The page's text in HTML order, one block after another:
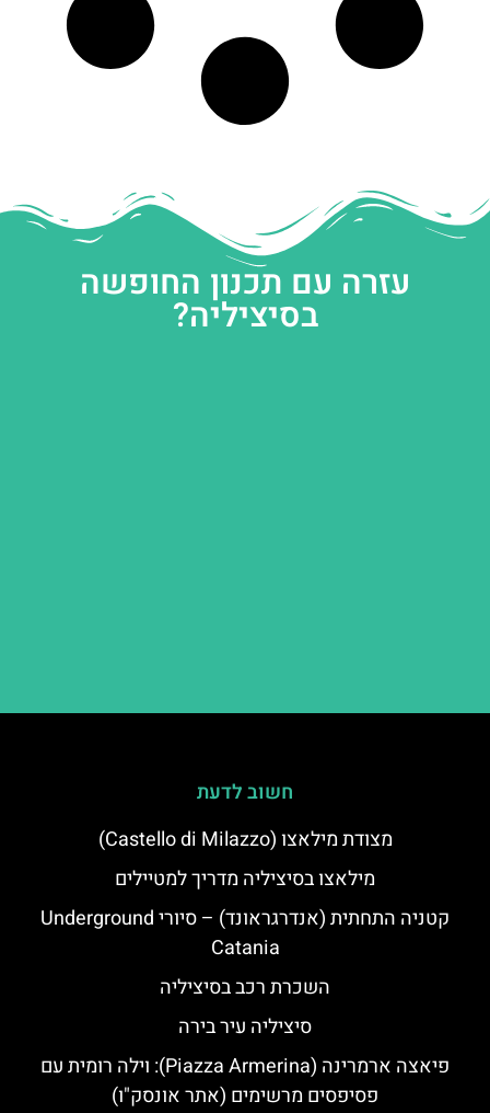
עזרה עם תכנון החופשה
בסיציליה?
חשוב לדעת
מצודת מילאצו (Castello di Milazzo)
מילאצו בסיציליה מדריך למטיילים
קטניה התחתית (אנדרגראונד) – סיורי Underground
Catania
השכרת רכב בסיציליה
סיציליה עיר בירה
פיאצה ארמרינה (Piazza Armerina): וילה רומית עם
פסיפסים מרשימים (אתר אונסק"ו)